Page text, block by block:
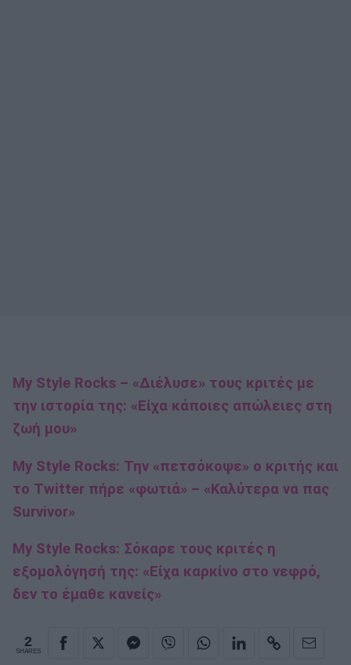
My Style Rocks – «Διέλυσε» τους κριτές με
την ιστορία της: «Είχα κάποιες απώλειες στη
ζωή μου»
My Style Rocks: Την «πετσόκοψε» ο κριτής και
το Twitter πήρε «φωτιά» – «Καλύτερα να πας
Survivor»
My Style Rocks: Σόκαρε τους κριτές η
εξομολόγησή της: «Είχα καρκίνο στο νεφρό,
δεν το έμαθε κανείς»
2
SHARES